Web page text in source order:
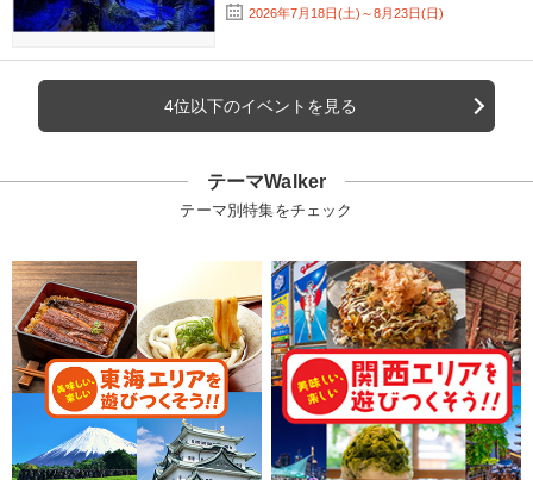
2026年7月18日(土)～8月23日(日)
4位以下のイベントを見る
テーマWalker
テーマ別特集をチェック